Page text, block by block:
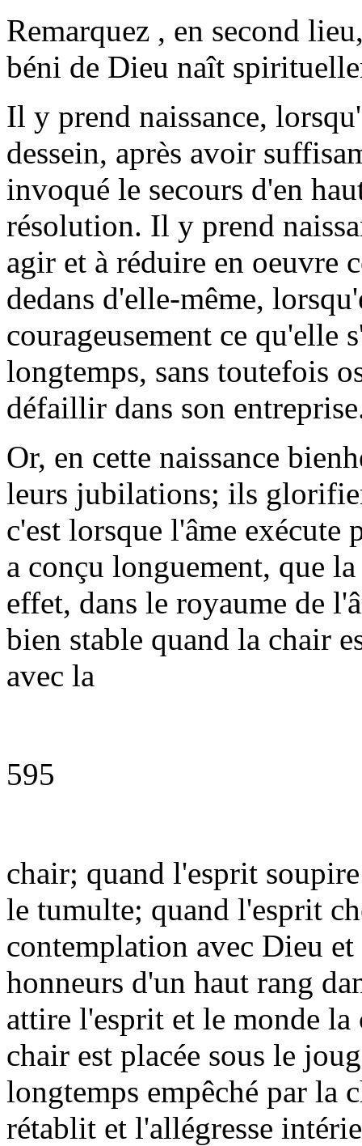
Remarquez , en second
béni de Dieu naît
Il y prend naissance,
dessein, après avoir
invoqué le secours d'en
résolution. Il y prend
agir et à réduire en oeuvre
dedans d'elle-même,
courageusement ce qu'elle
longtemps, sans toutefois
défaillir dans son
Or, en cette naissance
leurs jubilations; ils
c'est lorsque l'âme exécute
a conçu longuement, que
effet, dans le royaume de
bien stable quand la chair
avec la
595
chair; quand l'esprit
le tumulte; quand l'esprit
contemplation avec Dieu
honneurs d'un haut rang
attire l'esprit et le monde
chair est placée sous le
longtemps empêché par la
rétablit et l'allégresse